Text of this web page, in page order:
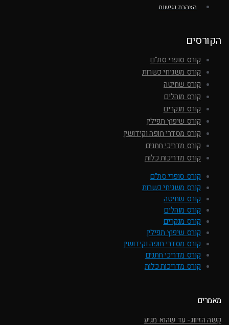
הצהרת נגישות
הקורסים
קורס סופרי סת"ם
קורס משגיחי כשרות
קורס שחיטה
קורס מוהלים
קורס מנקרים
קורס שיפוץ תפילין
קורס מסדרי חופה וקידושין
קורס מדריכי חתנים
קורס מדריכות כלות
קורס סופרי סת"ם
קורס משגיחי כשרות
קורס שחיטה
קורס מוהלים
קורס מנקרים
קורס שיפוץ תפילין
קורס מסדרי חופה וקידושין
קורס מדריכי חתנים
קורס מדריכות כלות
מאמרים
קשה הזיווג- עד שהוא מגיע